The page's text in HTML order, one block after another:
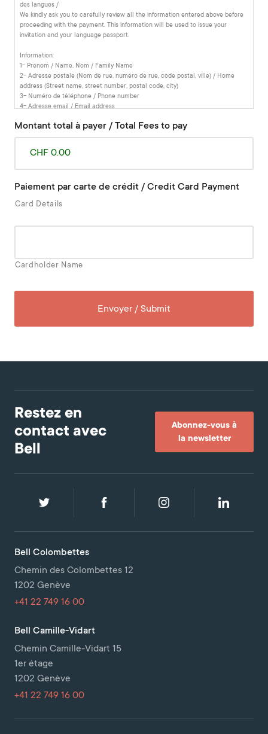
• Bell will pass on your details to Swiss government agencies if requested by
them to do so. We will not pass any personal details on to any other third party
or organisation.
• You can find details of the Bell Data Protection Policy at https://www.bell-
des langues /
We kindly ask you to carefully review all the information entered above before
proceeding with the payment. This information will be used to issue your
invitation and your language passport.
Information:
1- Prénom / Name, Nom / Family Name
2- Adresse postale (Nom de rue, numéro de rue, code postal, ville) / Home
address (Street name, street number, postal code, city)
3- Numéro de téléphone / Phone number
4- Adresse email / Email address
6- Pays d'origine / Home country
Montant total à payer / Total Fees to pay
CHF 0.00
Paiement par carte de crédit / Credit Card Payment
Card Details
Cardholder Name
Restez en
contact avec
Bell
Abonnez-vous à
la newsletter
Bell Colombettes
Chemin des Colombettes 12
1202 Genève
+41 22 749 16 00
Bell Camille-Vidart
Chemin Camille-Vidart 15
1er étage
1202 Genève
+41 22 749 16 00